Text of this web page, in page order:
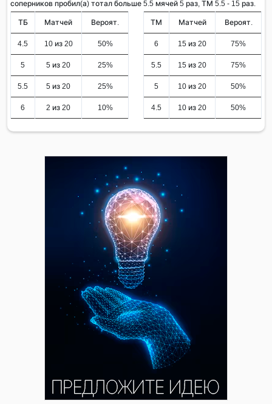
соперников пробил(а) тотал больше 5.5 мячей 5 раз, ТМ 5.5 - 15 раз.
ТБ Матчей Вероят.
4.5 10 из 20 50%
5 5 из 20 25%
5.5 5 из 20 25%
6 2 из 20 10%
ТМ Матчей Вероят.
6 15 из 20 75%
5.5 15 из 20 75%
5 10 из 20 50%
4.5 10 из 20 50%